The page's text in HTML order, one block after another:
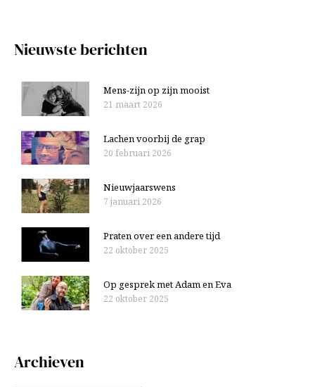
r
Nieuwste berichten
Mens-zijn op zijn mooist
21 maart 2026
Lachen voorbij de grap
20 februari 2026
Nieuwjaarswens
7 januari 2026
Praten over een andere tijd
22 oktober 2025
Op gesprek met Adam en Eva
22 oktober 2025
Archieven
n